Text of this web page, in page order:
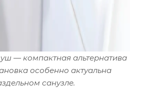
— компактная альтернатива
особенно актуальна
санузле.